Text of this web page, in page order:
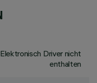
Elektronisch Driver nicht
enthalten